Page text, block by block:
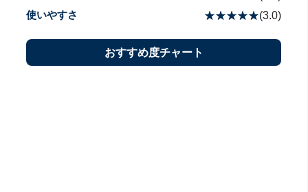
使いやすさ
☆☆☆☆☆
★★★★★(3.0)
おすすめ度チャート